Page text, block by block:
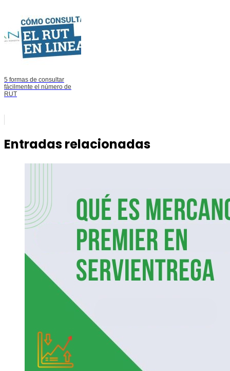
5 formas de consultar
fácilmente el número de
RUT
Entradas relacionadas